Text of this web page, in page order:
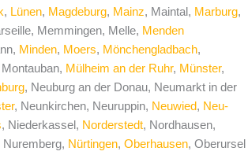
, Lünen, Magdeburg, Mainz, Maintal, Marburg,
Memmingen, Melle, Menden
Minden, Moers, Mönchengladbach,
Mülheim an der Ruhr, Münster,
, Neuburg an der Donau, Neumarkt in der
, Neunkirchen, Neuruppin, Neuwied, Neu-
, Niederkassel, Norderstedt, Nordhausen,
Nuremberg, Nürtingen, Oberhausen, Oberursel